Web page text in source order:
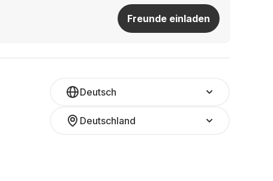
Freunde einladen
Deutsch
Deutschland